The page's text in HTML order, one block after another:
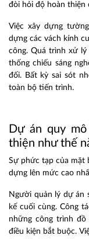
đòi hỏi độ hoàn thiện
Việc xây dựng
dựng các vách kính
công. Quá trình xử
thống chiếu sáng
đối. Bất kỳ sai sót
toàn bộ tiến trình.
Dự án quy
thiện như thế
Sự phức tạp của mặt
dựng lên mức cao
Người quản lý dự án
kế cuối cùng. Công
những công trình
điều kiện bắt buộc.